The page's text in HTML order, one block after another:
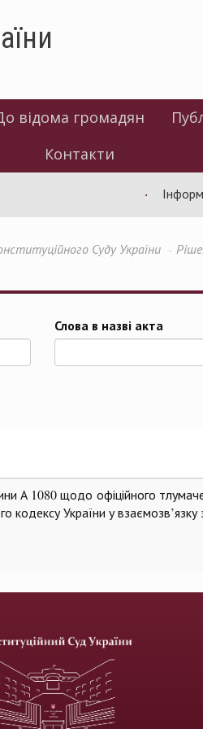
відома громадян
Контакти
Суду України
Слова в назві акта
А 1080 щодо офіційного
кодексу України у